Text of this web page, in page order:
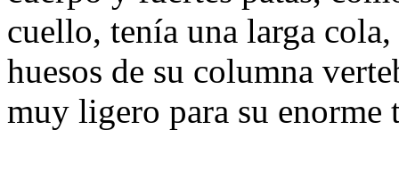
cuello, tenía una larga
huesos de su columna
muy ligero para su enorme